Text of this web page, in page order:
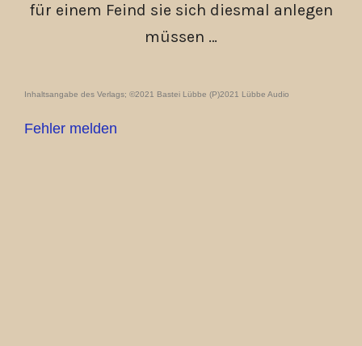
für einem Feind sie sich diesmal anlegen
müssen …
Inhaltsangabe des Verlags; ©2021 Bastei Lübbe (P)2021 Lübbe Audio
Fehler melden